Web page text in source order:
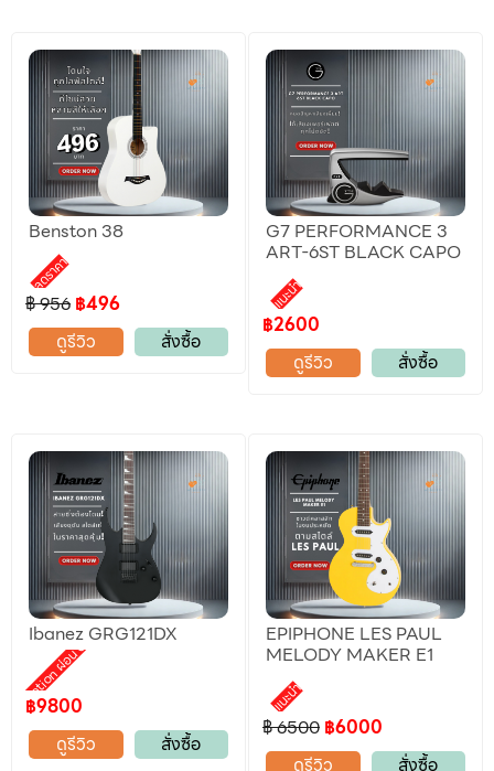
Benston 38
ลดราคา
฿ 956 ฿496
ดูรีวิว
สั่งซื้อ
G7 PERFORMANCE 3
ART-6ST BLACK CAPO
แนะนำ
฿2600
ดูรีวิว
สั่งซื้อ
Ibanez GRG121DX
Promotion ผ่อน 0%
฿9800
ดูรีวิว
สั่งซื้อ
EPIPHONE LES PAUL
MELODY MAKER E1
แนะนำ
฿ 6500 ฿6000
ดูรีวิว
สั่งซื้อ